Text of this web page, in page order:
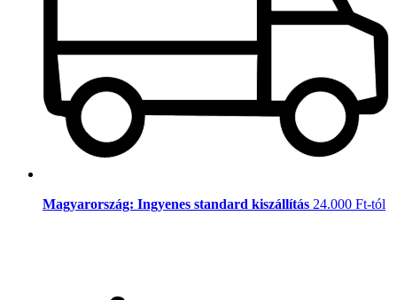
Magyarország: Ingyenes standard kiszállítás 24.000 Ft-tól